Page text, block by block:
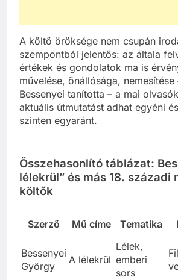
A költő öröksége nem csupán
szempontból jelentős: az általa
értékek és gondolatok ma is
művelése, önállósága, nemesítése
Bessenyei tanította – a mai
aktuális útmutatást adhat egyéni
szinten egyaránt.
Összehasonlító táblázat:
lélekrül” és más 18. századi
költők
Szerző Mű címe Tematika
Bessenyei
György
A lélekrül
Lélek,
emberi
sors